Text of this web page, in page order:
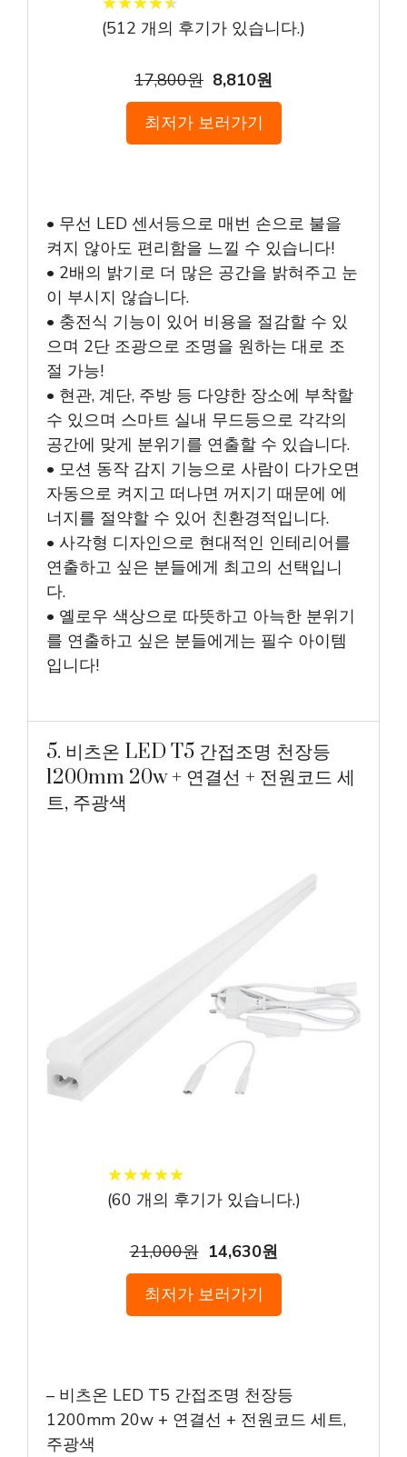
(512 개의 후기가 있습니다.)
17,800원 8,810원
최저가 보러가기
• 무선 LED 센서등으로 매번 손으로 불을
켜지 않아도 편리함을 느낄 수 있습니다!
• 2배의 밝기로 더 많은 공간을 밝혀주고 눈
이 부시지 않습니다.
• 충전식 기능이 있어 비용을 절감할 수 있
으며 2단 조광으로 조명을 원하는 대로 조
절 가능!
• 현관, 계단, 주방 등 다양한 장소에 부착할
수 있으며 스마트 실내 무드등으로 각각의
공간에 맞게 분위기를 연출할 수 있습니다.
• 모션 동작 감지 기능으로 사람이 다가오면
자동으로 켜지고 떠나면 꺼지기 때문에 에
너지를 절약할 수 있어 친환경적입니다.
• 사각형 디자인으로 현대적인 인테리어를
연출하고 싶은 분들에게 최고의 선택입니
다.
• 옐로우 색상으로 따뜻하고 아늑한 분위기
를 연출하고 싶은 분들에게는 필수 아이템
입니다!
5. 비츠온 LED T5 간접조명 천장등
1200mm 20w + 연결선 + 전원코드 세
트, 주광색
★★★★★
★★★★★
(60 개의 후기가 있습니다.)
21,000원 14,630원
최저가 보러가기
– 비츠온 LED T5 간접조명 천장등
1200mm 20w + 연결선 + 전원코드 세트,
주광색